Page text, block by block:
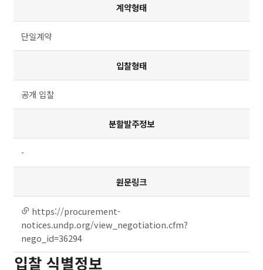
계약형태
단일계약
입찰형태
공개 입찰
분할발주정보
-
원문링크
링크
https://procurement-
notices.undp.org/view_negotiation.cfm?
nego_id=36294
입찰 식별정보